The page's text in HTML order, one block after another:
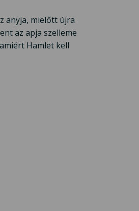
anyja, mielőtt újra
az apja szelleme
Hamlet kell